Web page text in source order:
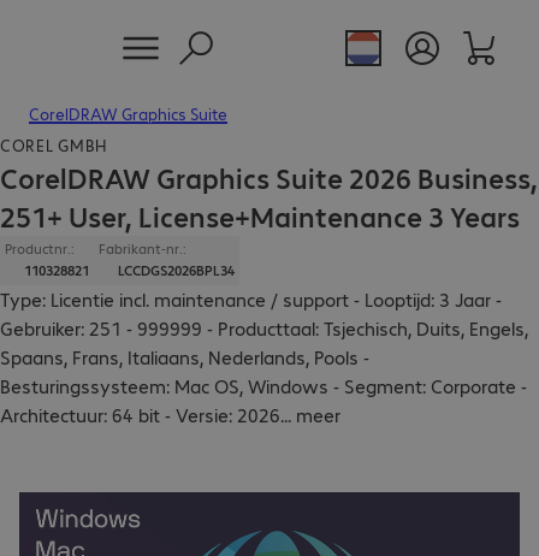
CorelDRAW Graphics Suite
COREL GMBH
CorelDRAW Graphics Suite 2026 Business,
251+ User, License+Maintenance 3 Years
Productnr.:
110328821
Fabrikant-nr.:
LCCDGS2026BPL34
Type: Licentie incl. maintenance / support - Looptijd: 3 Jaar -
Gebruiker: 251 - 999999 - Producttaal: Tsjechisch, Duits, Engels,
Spaans, Frans, Italiaans, Nederlands, Pools -
Besturingssysteem: Mac OS, Windows - Segment: Corporate -
Architectuur: 64 bit - Versie: 2026... meer